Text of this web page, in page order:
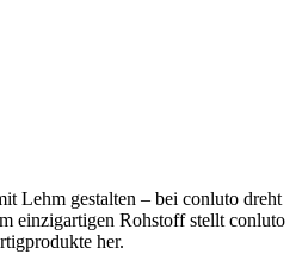
Lehm gestalten – bei conluto dreht
einzigartigen Rohstoff stellt conluto
her.